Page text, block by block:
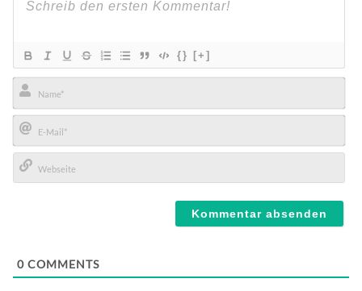
{} [+]
Name*
E-
Mail*
0 COMMENTS